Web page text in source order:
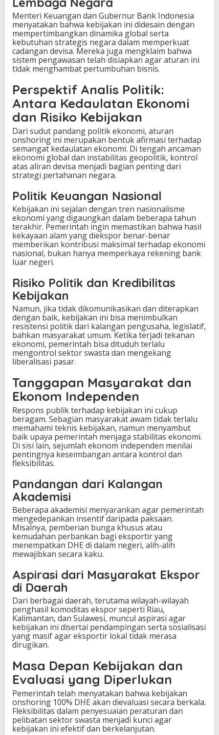
Menteri Keuangan dan Gubernur Bank Indonesia
menyatakan bahwa kebijakan ini didesain dengan
mempertimbangkan dinamika global serta
kebutuhan strategis negara dalam memperkuat
cadangan devisa. Mereka juga mengklaim bahwa
sistem pengawasan telah disiapkan agar aturan ini
tidak menghambat pertumbuhan bisnis.
Perspektif Analis Politik:
Antara Kedaulatan Ekonomi
dan Risiko Kebijakan
Dari sudut pandang politik ekonomi, aturan
onshoring ini merupakan bentuk afirmasi terhadap
semangat kedaulatan ekonomi. Di tengah ancaman
ekonomi global dan instabilitas geopolitik, kontrol
atas aliran devisa menjadi bagian penting dari
strategi pertahanan negara.
Politik Keuangan Nasional
Kebijakan ini sejalan dengan tren nasionalisme
ekonomi yang digaungkan dalam beberapa tahun
terakhir. Pemerintah ingin memastikan bahwa hasil
kekayaan alam yang diekspor benar-benar
memberikan kontribusi maksimal terhadap ekonomi
nasional, bukan hanya memperkaya rekening bank
luar negeri.
Risiko Politik dan Kredibilitas
Kebijakan
Namun, jika tidak dikomunikasikan dan diterapkan
dengan baik, kebijakan ini bisa menimbulkan
resistensi politik dari kalangan pengusaha, legislatif,
bahkan masyarakat umum. Ketika terjadi tekanan
ekonomi, pemerintah bisa dituduh terlalu
mengontrol sektor swasta dan mengekang
liberalisasi pasar.
Tanggapan Masyarakat dan
Ekonom Independen
Respons publik terhadap kebijakan ini cukup
beragam. Sebagian masyarakat awam tidak terlalu
memahami teknis kebijakan, namun menyambut
baik upaya pemerintah menjaga stabilitas ekonomi.
Di sisi lain, sejumlah ekonom independen menilai
pentingnya keseimbangan antara kontrol dan
fleksibilitas.
Pandangan dari Kalangan
Akademisi
Beberapa akademisi menyarankan agar pemerintah
mengedepankan insentif daripada paksaan.
Misalnya, pemberian bunga khusus atau
kemudahan perbankan bagi eksportir yang
menempatkan DHE di dalam negeri, alih-alih
mewajibkan secara kaku.
Aspirasi dari Masyarakat Ekspor
di Daerah
Dari berbagai daerah, terutama wilayah-wilayah
penghasil komoditas ekspor seperti Riau,
Kalimantan, dan Sulawesi, muncul aspirasi agar
kebijakan ini disertai pendampingan serta sosialisasi
yang masif agar eksportir lokal tidak merasa
dirugikan.
Masa Depan Kebijakan dan
Evaluasi yang Diperlukan
Pemerintah telah menyatakan bahwa kebijakan
onshoring 100% DHE akan dievaluasi secara berkala.
Fleksibilitas dalam penyesuaian peraturan dan
pelibatan sektor swasta menjadi kunci agar
kebijakan ini efektif dan berkelanjutan.